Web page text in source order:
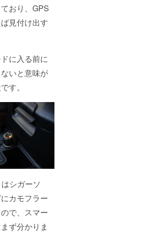
おり、GPS
見付け出す
に入る前に
いと意味が
す。
はシガーソ
カモフラー
で、スマー
ず分かりま